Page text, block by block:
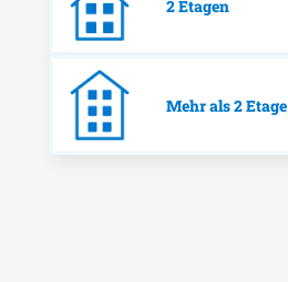
2 Etagen
Mehr als 2 Etage